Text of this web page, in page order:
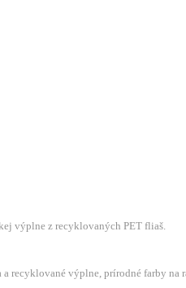
výplne z recyklovaných PET fliaš.
výplne, prírodné farby na